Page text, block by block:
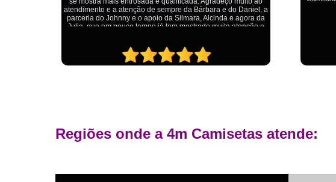
ótimo custo-benefício.
Regiões onde a 4m Camisetas atende: